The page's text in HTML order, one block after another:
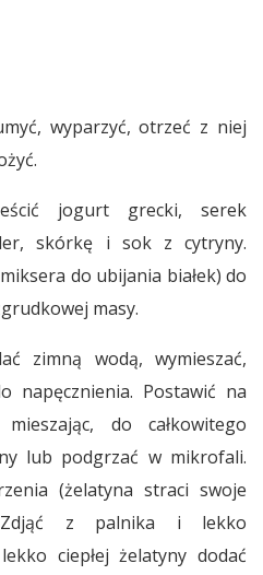
wyparzyć, otrzeć z niej
jogurt grecki, serek
skórkę i sok z cytryny.
do ubijania białek) do
masy.
zimną wodą, wymieszać,
napęcznienia. Postawić na
do całkowitego
lub podgrzać w mikrofali.
(żelatyna straci swoje
Zdjąć z palnika i lekko
ciepłej żelatyny dodać